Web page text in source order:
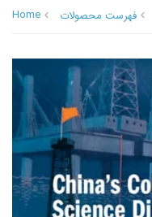
Home فهرست محصولات